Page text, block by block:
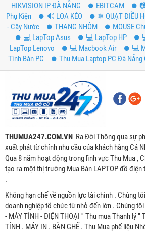
HIKVISION IP ĐÀ NẴNG
EBITCAM
Phụ Kiện
🔊 LOA KÉO ❄ QUẠT ĐIỀU
- Cây Nước
THANG NHÔM MOUSE
💻 LapTop Asus
💻 LapTop HP
LapTop Lenovo
💻 Macbook Air 💻
Tình Bàn PC
Thu Mua Laptop PC Đà Nẵng
THUMUA247.COM.VN Ra Đời Thông qua sự
xuất phát từ chính nhu cầu của khách hàng Cá
Qua 8 năm hoạt động trong lĩnh vực Thu Mua ,
tạo ra một thị trường Mua Bán LAPTOP đồ điện
.
Không hạn chế về nguồn lực tài chính . Chúng
doanh nghiệp tổ chức từ nhỏ đến lớn . Chúng
- MÁY TÍNH - ĐIỆN THOẠI '' Thu mua Thanh lý "
TÍNH . MÁY IN . BÀN GHẾ . Thu Mua phế liệu